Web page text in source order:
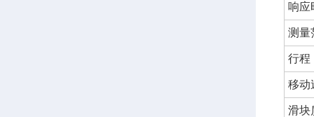
响应
测量
行程
移动
滑块